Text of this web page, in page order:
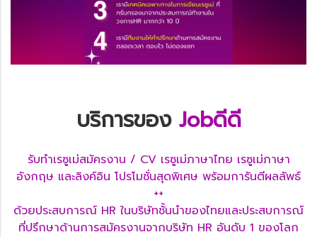
บริการของ Jobดีดี
รับทำเรซูเม่สมัครงาน / CV เรซูเม่ภาษาไทย เรซูเม่ภาษา
อังกฤษ และลิงค์อิน โปรโมชั่นสุดพิเศษ พร้อมการันตีผลลัพธ์
++
ด้วยประสบการณ์ HR ในบริษัทชั้นนำของไทยและประสบการณ์
ที่ปรึกษาด้านการสมัครงานจากบริษัท HR อันดับ 1 ของโลก